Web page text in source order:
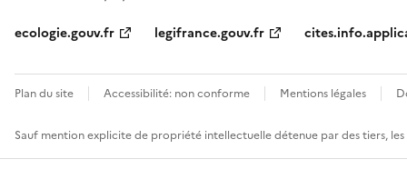
ecologie.gouv.fr
legifrance.gouv.fr
Plan du site Accessibilité: non conforme Mentions légales
Sauf mention explicite de propriété intellectuelle détenue par des tiers,